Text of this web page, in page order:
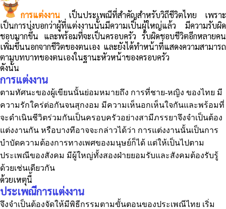
การแต่งงาน เป็นประเพณีที่สำคัญสำหรับวิถีชีวิตไทย เพราะ
เป็นการบ่งบอกว่าผู้ที่แต่งงานนั้นมีความเป็นผู้ใหญ่แล้ว มีความรับผิด
ชอบมากขึ้น และพร้อมที่จะเป็นครอบครัว รับผิดชอบชีวิตอีกหลายคน
เพิ่มขึ้นนอกจากชีวิตของตนเอง และยังได้ทำหน้าที่แสดงความสามารถ
ตามบทบาทของตนเองในฐานะหัวหน้าของครอบครัว
ดังนั้น
การแต่งงาน
ตามทัศนะของผู้เขียนนั้นย่อมหมายถึง การที่ชาย-หญิง ของไทย มี
ความรักใคร่ต่อกันจนสุกงอม มีความเห็นอกเห็นใจกันและพร้อมที่
จะดำเนินชีวิตร่วมกันเป็นครอบครัวอย่างสามีภรรยาจึงจำเป็นต้อง
แต่งงานกัน หรือบางทีอาจจะกล่าวได้ว่า การแต่งงานนั้นเป็นการ
บำบัดความต้องการทางเพศของมนุษย์ก็ได้ แต่ให้เป็นไปตาม
ประเพณีของสังคม มีผู้ใหญ่ทั้งสองฝ่ายยอมรับและสังคมต้องรับรู้
ด้วยเช่นเดียวกัน
ด้วยเหตุนี้
ประเพณีการแต่งงาน
จึงจำเป็นต้องจัดให้มีพิธีกรรมตามขั้นตอนของประเพณีไทย เริ่ม